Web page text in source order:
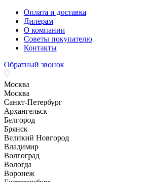
Оплата и доставка
Дилерам
О компании
Советы покупателю
Контакты
Обратный звонок
Москва
Москва
Санкт-Петербург
Архангельск
Белгород
Брянск
Великий Новгород
Владимир
Волгоград
Вологда
Воронеж